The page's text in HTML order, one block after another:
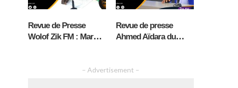
Revue de Presse
Wolof Zik FM : Mardi
Revue de presse
Ahmed Aïdara du
– Advertisement –